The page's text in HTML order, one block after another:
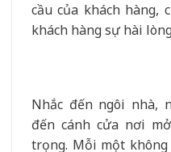
cầu của khách hàng,
khách hàng sự hài
Nhắc đến ngôi nhà,
đến cánh cửa nơi
trọng. Mỗi một